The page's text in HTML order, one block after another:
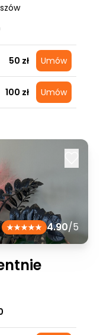
50 zł Umów
100 zł Umów
4.90/5